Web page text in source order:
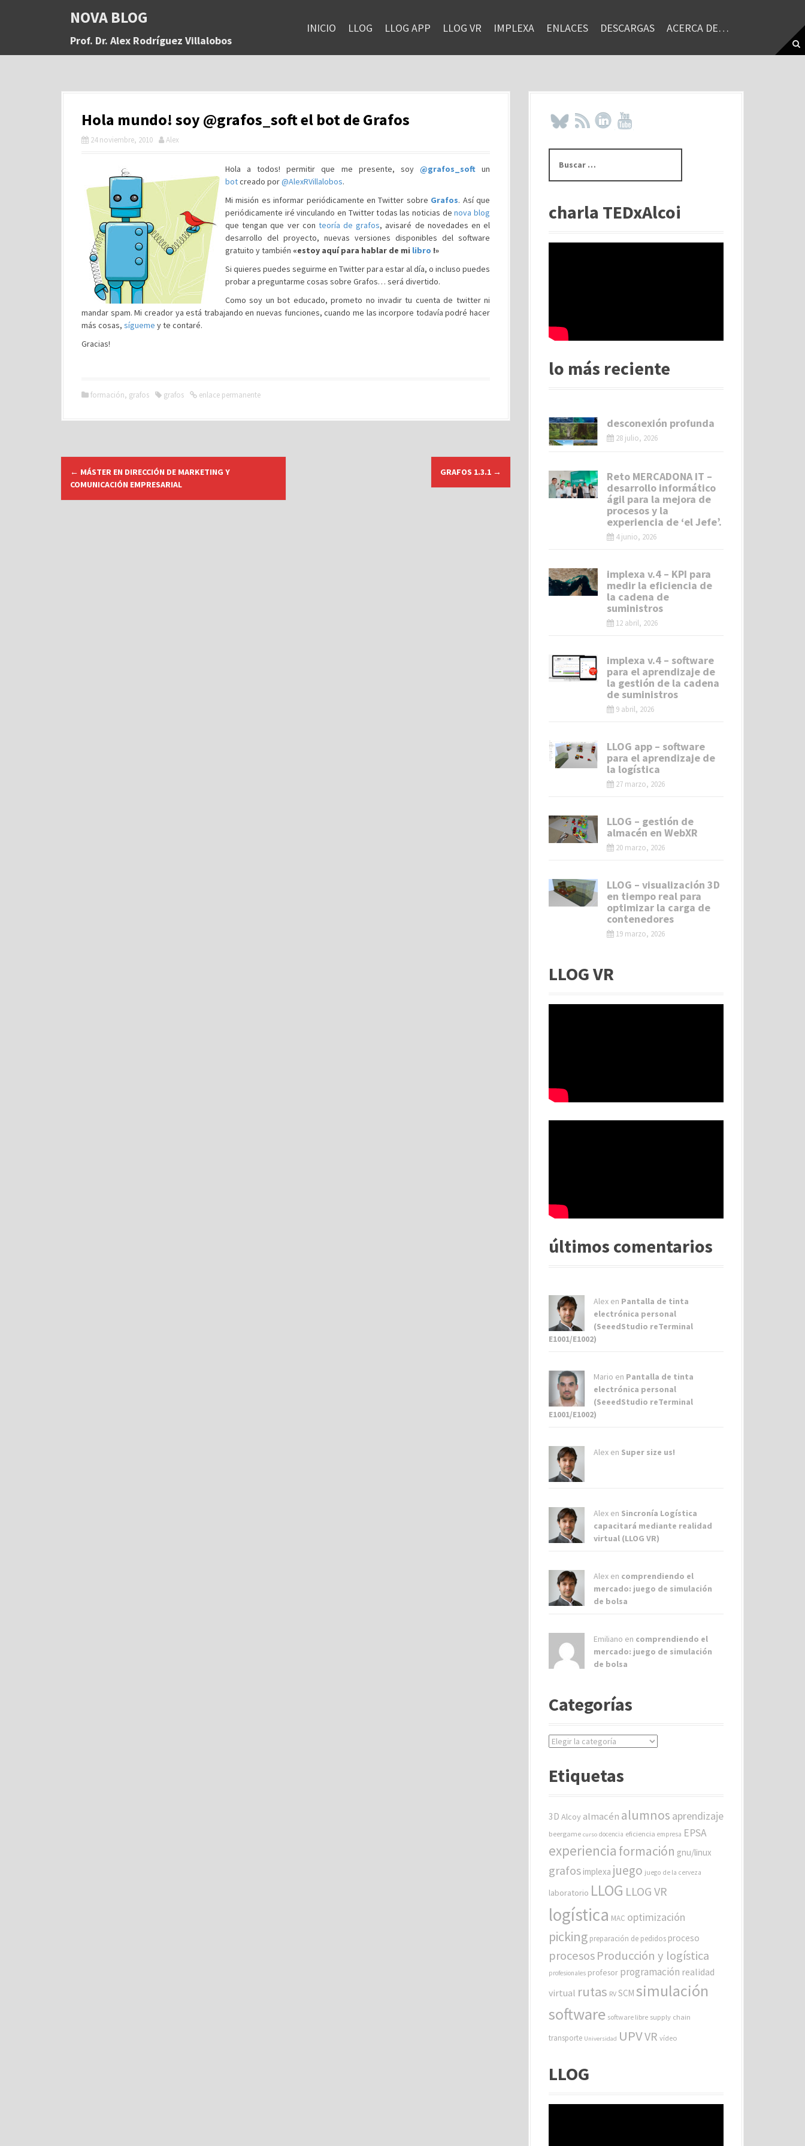
a
NOVA BLOG
Prof. Dr. Alex Rodríguez Villalobos
INICIO LLOG LLOG APP LLOG VR IMPLEXA ENLACES DESCARGAS ACERCA DE…
Hola mundo! soy @grafos_soft el bot de Grafos
24 noviembre, 2010 Alex
Hola a todos! permitir que me presente, soy @grafos_softun
botcreado por@AlexRVillalobos.
Mi misión es informar periódicamente en Twitter sobre Grafos. Así que
periódicamente iré vinculando en Twitter todas las noticias denova blog
que tengan que ver con teoría de grafos, avisaré de novedades en el
desarrollo del proyecto, nuevas versiones disponibles del software
gratuito y también «estoy aquí para hablar de mi libro !»
Si quieres puedes seguirme en Twitter para estar al día, o incluso puedes
probar a preguntarme cosas sobre Grafos… será divertido.
Como soy un bot educado, prometo no invadir tu cuenta de twitter ni
mandar spam. Mi creador ya está trabajando en nuevas funciones, cuando me las incorpore todavía podré hacer
más cosas, sígueme y te contaré.
Gracias!
formación, grafos grafos enlace permanente
v
← MÁSTER EN DIRECCIÓN DE MARKETING Y
COMUNICACIÓN EMPRESARIAL
GRAFOS 1.3.1 →
s
rcharla TEDxAlcoi
lo más reciente
desconexión profunda
28 julio, 2026
Reto MERCADONA IT –
desarrollo informático
ágil para la mejora de
procesos y la
experiencia de ‘el Jefe’.
4 junio, 2026
implexa v.4 – KPI para
medir la eficiencia de
la cadena de
suministros
12 abril, 2026
implexa v.4 – software
para el aprendizaje de
la gestión de la cadena
de suministros
9 abril, 2026
LLOG app – software
para el aprendizaje de
la logística
27 marzo, 2026
LLOG – gestión de
almacén en WebXR
20 marzo, 2026
LLOG – visualización 3D
en tiempo real para
optimizar la carga de
contenedores
19 marzo, 2026
LLOG VR
últimos comentarios
Alex en Pantalla de tinta
electrónica personal
(SeeedStudio reTerminal
E1001/E1002)
Mario en Pantalla de tinta
electrónica personal
(SeeedStudio reTerminal
E1001/E1002)
Alex en Super size us!
Alex en Sincronía Logística
capacitará mediante realidad
virtual (LLOG VR)
Alex en comprendiendo el
mercado: juego de simulación
de bolsa
Emiliano en comprendiendo el
mercado: juego de simulación
de bolsa
Categorías
C
e
r
s
Etiquetas
3D Alcoy almacén alumnos aprendizaje
beergame curso docencia eficiencia empresa EPSA
experiencia formación gnu/linux
grafos implexa juego juego de la cerveza
laboratorio LLOG LLOG VR
logística MAC optimización
picking preparación de pedidos proceso
procesosProducción y logística
profesionales profesor programación realidad
virtual rutas RV SCM simulación
software software libre supply chain
transporte Universidad UPVVR vídeo
LLOG